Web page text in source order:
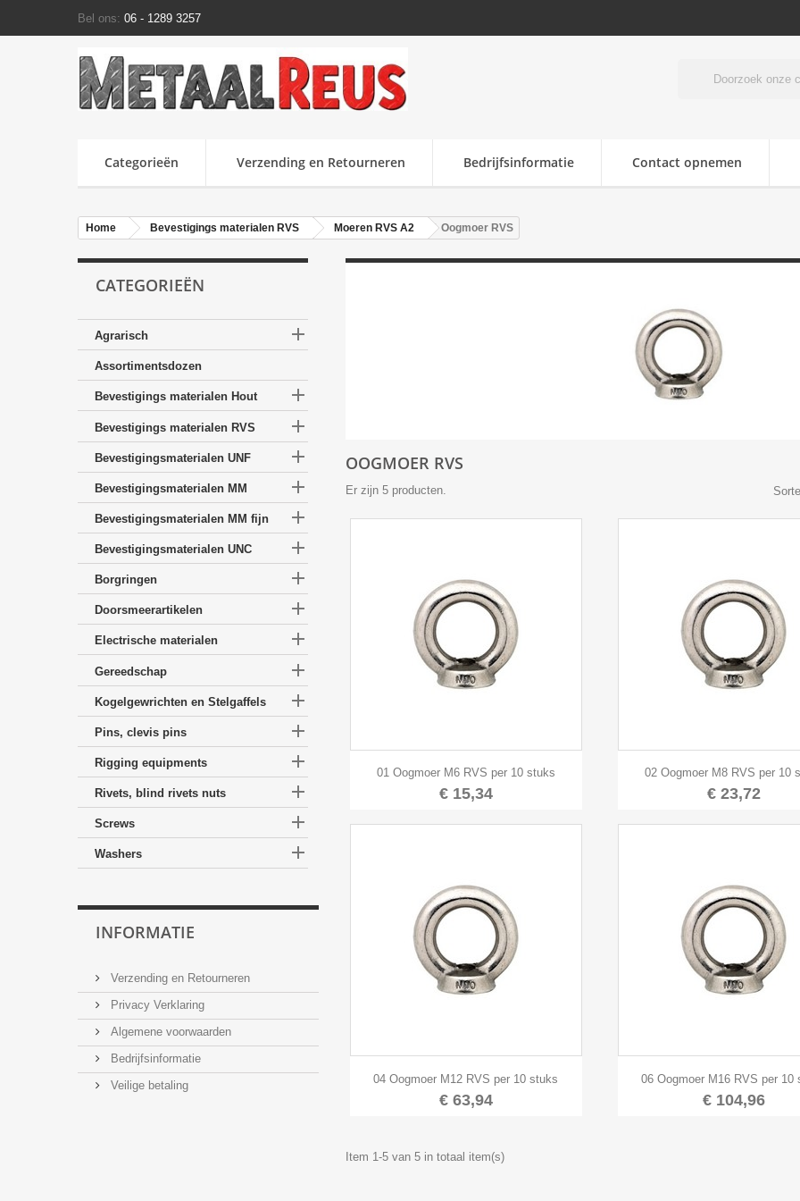
Bel ons: 06 - 1289 3257
Categorieën Verzending en Retourneren Bedrijfsinformatie Contact opnemen
Home Bevestigings materialen RVS Moeren RVS A2 Oogmoer RVS
CATEGORIEËN
Agrarisch 
Assortimentsdozen
Bevestigings materialen Hout 
Bevestigings materialen RVS 
Bevestigingsmaterialen UNF 
Bevestigingsmaterialen MM 
Bevestigingsmaterialen MM fijn 
Bevestigingsmaterialen UNC 
Borgringen 
Doorsmeerartikelen 
Electrische materialen 
Gereedschap 
Kogelgewrichten en Stelgaffels 
Pins, clevis pins 
Rigging equipments 
Rivets, blind rivets nuts 
Screws 
Washers 
INFORMATIE
Verzending en Retourneren
Privacy Verklaring
Algemene voorwaarden
Bedrijfsinformatie
Veilige betaling
OOGMOER RVS
Er zijn 5 producten.
 Snel bekijken
01 Oogmoer M6 RVS per 10 stuks
€ 15,34
 Snel bekijken
02 Oogmoer M8 RVS per 10
€ 23,72

04 Oogmoer M12 RVS per 10 stuks
€ 63,94

06 Oogmoer M16 RVS per 10
€ 104,96
Item 1-5 van 5 in totaal item(s)